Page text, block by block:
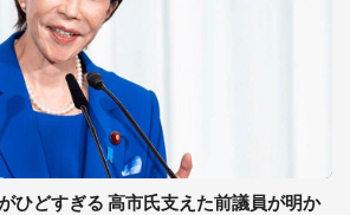
ひどすぎる 高市氏支えた前議員が明か